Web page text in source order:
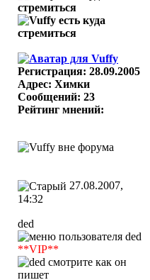
Регистрация: 28.09.2005
Адрес: Химки
Сообщений: 23
Рейтинг мнений:
27.08.2007,
14:32
ded
**VIP**